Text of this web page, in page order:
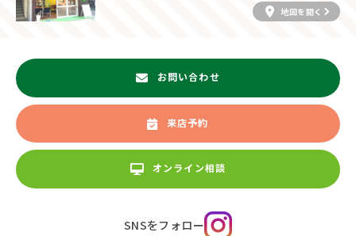
地図を開く
お問い合わせ
来店予約
オンライン相談
SNSをフォロー